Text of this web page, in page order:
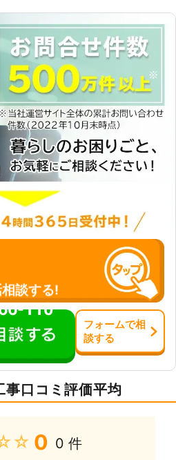
案製品に限ります） 万一製品の不具
合が起こった場合、高所のLEDの交換
に駆け付け責任をもって対応いたしま
す。また、安全管理の観点からも中間
業者を挟まず自社施工をおこないま
す。
談する!
110
フォームで相
談する
事口コミ評価平均
0 0 件